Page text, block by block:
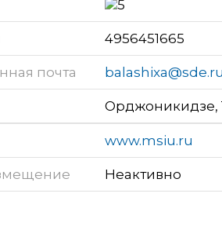
4956451665
почта balashixa@sde.ru
Орджоникидзе,
www.msiu.ru
Неактивно